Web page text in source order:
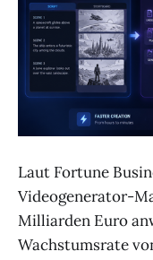
Laut Fortune
Videogenerator-
Milliarden Euro
Wachstumsrate